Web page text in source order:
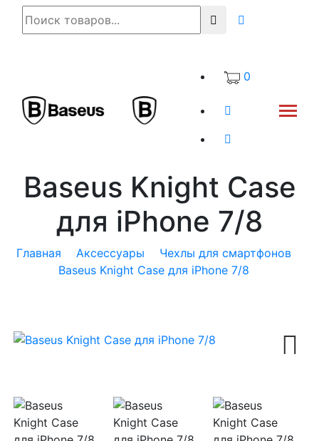
0
Baseus Knight Case
для iPhone 7/8
Главная Аксессуары
Чехлы для смартфонов
Baseus Knight Case для iPhone 7/8